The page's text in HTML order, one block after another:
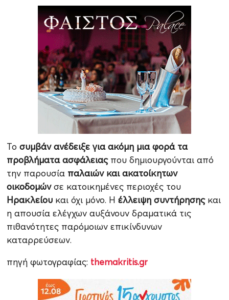
Το συμβάν ανέδειξε για ακόμη μια φορά τα
προβλήματα ασφάλειαςπου δημιουργούνται από
την παρουσία παλαιών και ακατοίκητων
οικοδομώνσε κατοικημένες περιοχές του
Ηρακλείουκαι όχι μόνο. Η έλλειψη συντήρησηςκαι
η απουσία ελέγχων αυξάνουν δραματικά τις
πιθανότητες παρόμοιων επικίνδυνων
καταρρεύσεων.
πηγή φωτογραφίας: themakritis.gr